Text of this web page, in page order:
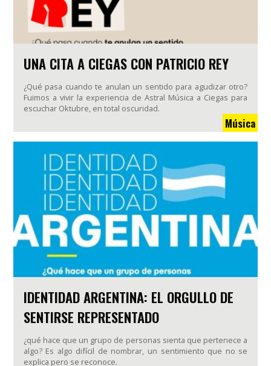
UNA CITA A CIEGAS CON PATRICIO REY
¿Qué pasa cuando te anulan un sentido para agudizar otro?
Fuimos a vivir la experiencia de Astral Música a Ciegas para
escuchar Oktubre, en total oscuridad.
Música
IDENTIDAD ARGENTINA: EL ORGULLO DE
SENTIRSE REPRESENTADO
¿qué hace que un grupo de personas sienta que pertenece a
algo? Es algo difícil de nombrar, un sentimiento que no se
explica pero se reconoce.